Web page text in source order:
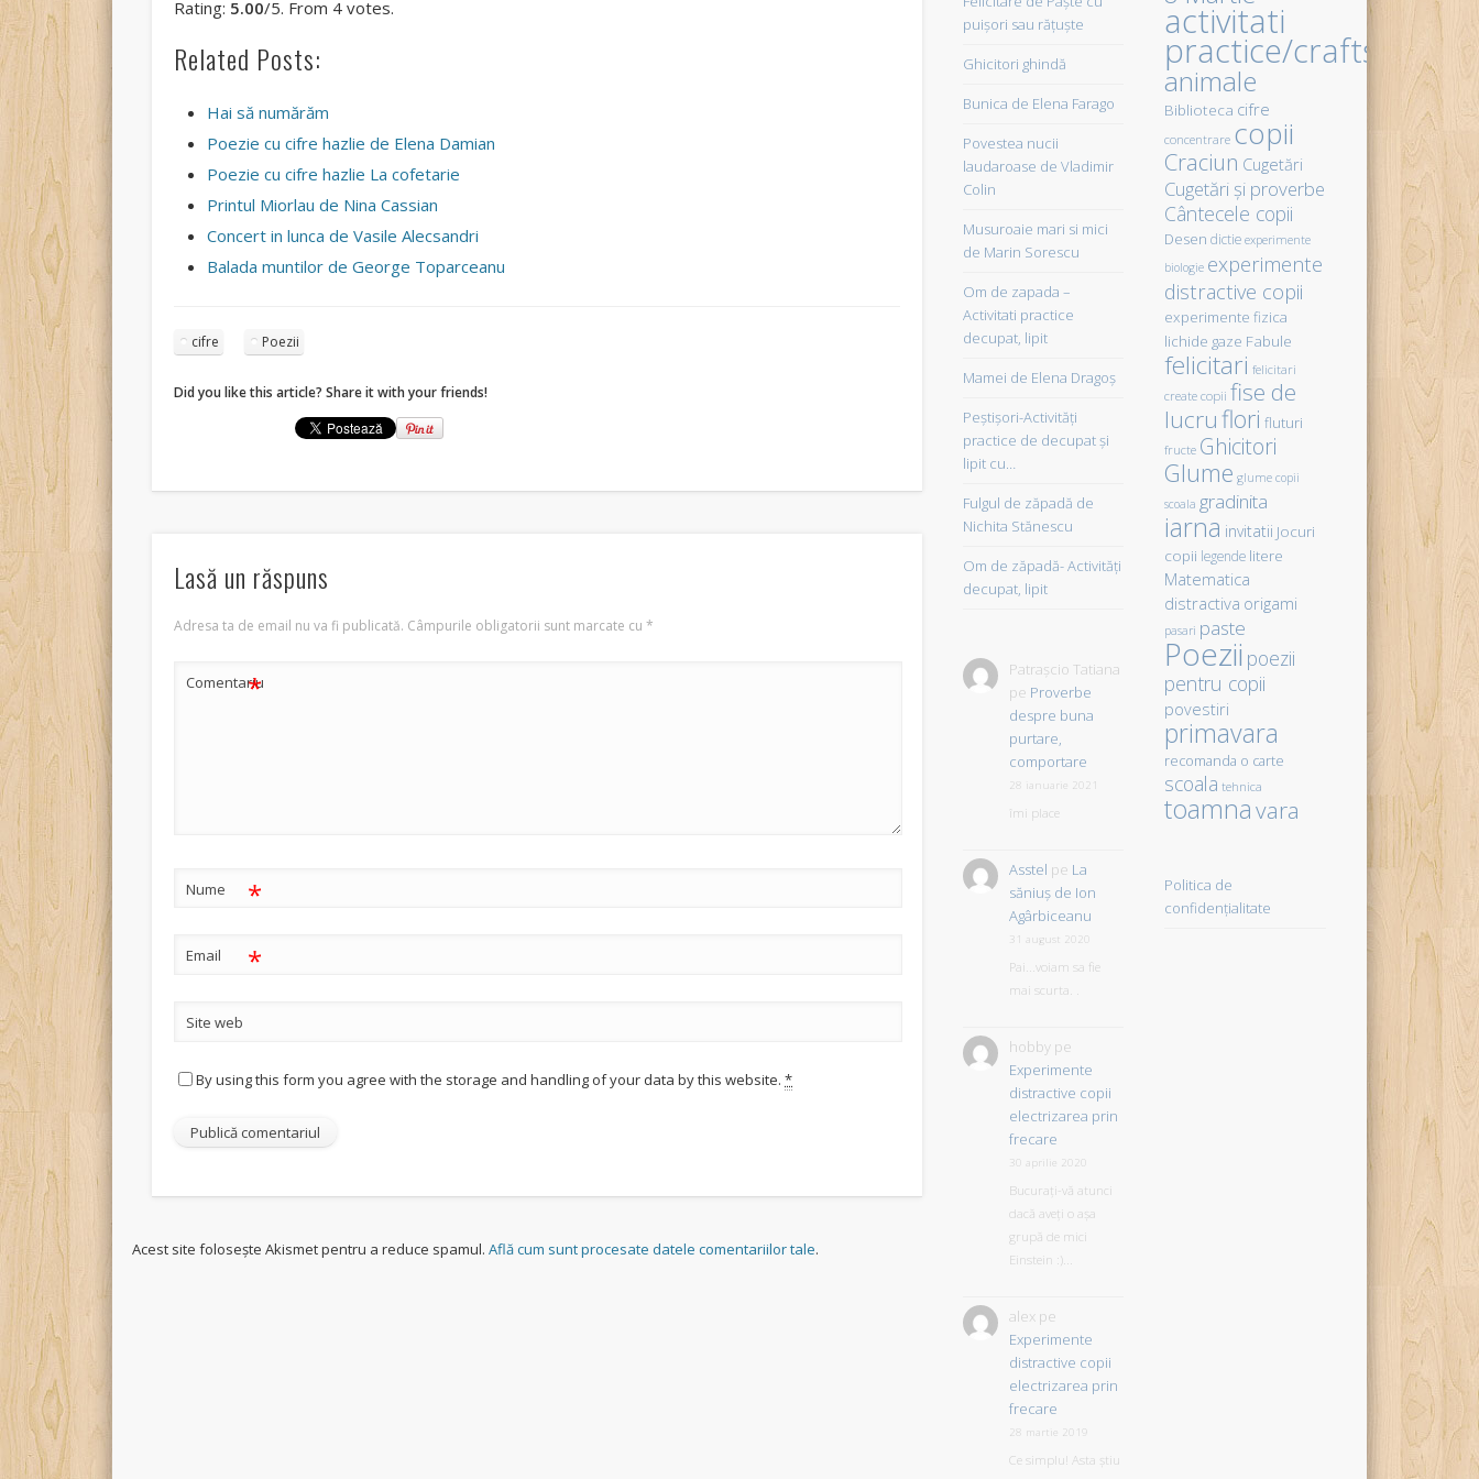
Rating: 5.00/5. From 4 votes.
Related Posts:
Hai să numărăm
Poezie cu cifre hazlie de Elena Damian
Poezie cu cifre hazlie La cofetarie
Printul Miorlau de Nina Cassian
Concert in lunca de Vasile Alecsandri
Balada muntilor de George Toparceanu
cifre Poezii
Did you like this article? Share it with your friends!
Lasă un răspuns
Adresa ta de email nu va fi publicată. Câmpurile obligatorii sunt marcate cu*
Comentariu
*
Nume *
Email *
Site web
By using this form you agree with the storage and handling of your data by this website.*
Acest site folosește Akismet pentru a reduce spamul.Află cum sunt procesate datele comentariilor tale.
puișori sau rățuște
Ghicitori ghindă
Bunica de Elena Farago
Povestea nucii
laudaroase de Vladimir
Colin
Musuroaie mari si mici
de Marin Sorescu
Om de zapada –
Activitati practice
decupat, lipit
Mamei de Elena Dragoş
Peştişori-Activităţi
practice de decupat şi
lipit cu…
Fulgul de zăpadă de
Nichita Stănescu
Om de zăpadă- Activităţi
decupat, lipit
Patrașcio Tatiana
pe Proverbe
despre buna
purtare,
comportare
28 ianuarie 2021
îmi place
Asstel pe La
săniuş de Ion
Agârbiceanu
31 august 2020
Pai...voiam sa fie
mai scurta. .
hobbype
Experimente
distractive copii
electrizarea prin
frecare
30 aprilie 2020
Bucurați-vă atunci
dacă aveți o așa
grupă de mici
Einstein :)...
alexpe
Experimente
distractive copii
electrizarea prin
frecare
28 martie 2019
Ce simplu! Asta știu
activitati
practice/crafts
animale
Biblioteca cifre
concentrare copii
Craciun Cugetări
Cugetări şi proverbe
Cântecele copii
Desen dictie experimente
biologie experimente
distractive copii
experimente fizica
lichide gaze Fabule
felicitari felicitari
create copii fise de
lucruflori fluturi
fructe Ghicitori
Glume glume copii
scoala gradinita
iarna invitatii Jocuri
copii legende litere
Matematica
distractiva origami
pasari paste
Poezii poezii
pentru copii
povestiri
primavara
recomanda o carte
scoala tehnica
toamnavara
Politica de
confidențialitate